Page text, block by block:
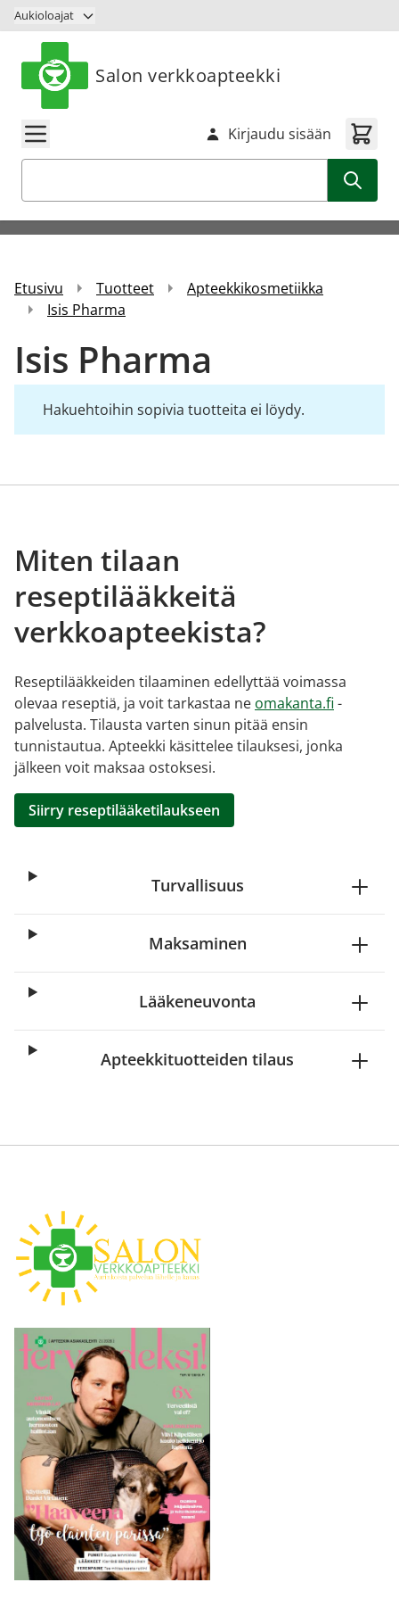
Siirry sisältöön
Aukioloajat
Salon verkkoapteekki
Kirjaudu sisään
Etusivu Tuotteet
Apteekkikosmetiikka
Isis Pharma
Isis Pharma
Hakuehtoihin sopivia tuotteita ei löydy.
Miten tilaan
reseptilääkkeitä
verkkoapteekista?
Reseptilääkkeiden tilaaminen edellyttää voimassa
olevaa reseptiä, ja voit tarkastaa ne omakanta.fi -
palvelusta. Tilausta varten sinun pitää ensin
tunnistautua. Apteekki käsittelee tilauksesi, jonka
jälkeen voit maksaa ostoksesi.
Siirry reseptilääketilaukseen
Turvallisuus
Maksaminen
Lääkeneuvonta
Apteekkituotteiden tilaus